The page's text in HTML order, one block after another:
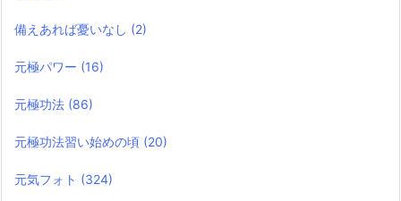
備えあれば憂いなし (2)
元極パワー (16)
元極功法 (86)
元極功法習い始めの頃 (20)
元気フォト (324)